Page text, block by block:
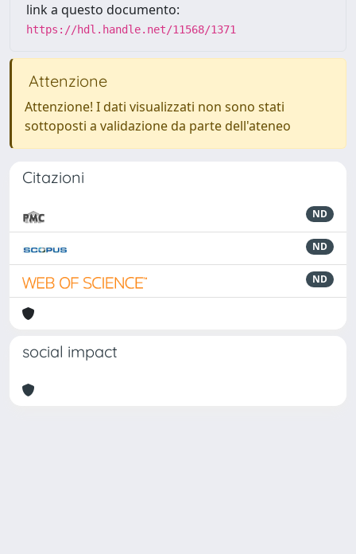
link a questo documento:
https://hdl.handle.net/11568/1371
Attenzione
Attenzione! I dati visualizzati non sono stati
sottoposti a validazione da parte dell'ateneo
Citazioni
ND
ND
ND
social impact